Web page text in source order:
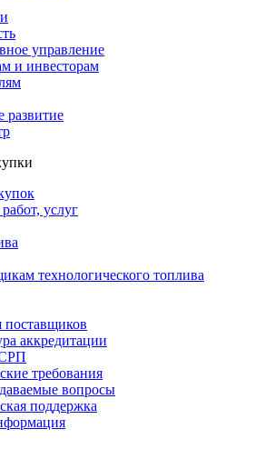
управление
и инвесторам
развитие
услуг
технологического топлива
поставщиков
аккредитации
требования
вопросы
поддержка